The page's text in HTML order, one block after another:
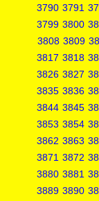
3790 3791
3799 3800
3808 3809
3817 3818
3826 3827
3835 3836
3844 3845
3853 3854
3862 3863
3871 3872
3880 3881
3889 3890